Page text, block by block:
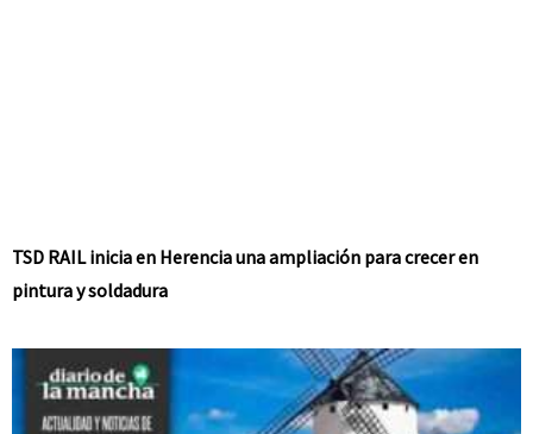
TSD RAIL inicia en Herencia una ampliación para crecer en
pintura y soldadura